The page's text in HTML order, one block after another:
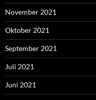
November 2021
Oktober 2021
September 2021
Juli 2021
Juni 2021